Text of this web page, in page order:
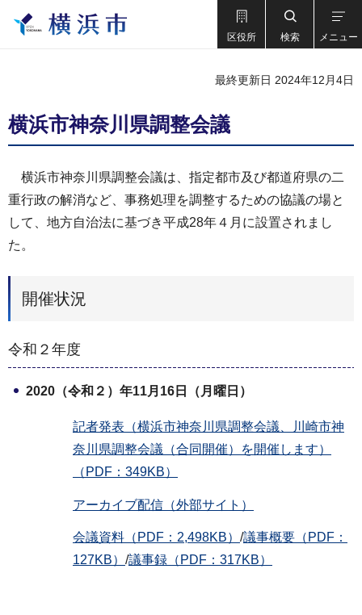
区役所 検索 メニュー
最終更新日 2024年12月4日
横浜市神奈川県調整会議
横浜市神奈川県調整会議は、指定都市及び都道府県の二
重行政の解消など、事務処理を調整するための協議の場と
して、地方自治法に基づき平成28年４月に設置されまし
た。
開催状況
令和２年度
2020（令和２）年11月16日（月曜日）
記者発表（横浜市神奈川県調整会議、川崎市神
奈川県調整会議（合同開催）を開催します）
（PDF：349KB）
アーカイブ配信（外部サイト）
会議資料（PDF：2,498KB） /議事概要（PDF：
127KB） /議事録（PDF：317KB）